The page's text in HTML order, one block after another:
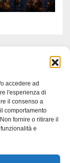
accedere ad
l'esperienza di
il consenso a
comportamento
fornire o ritirare il
e